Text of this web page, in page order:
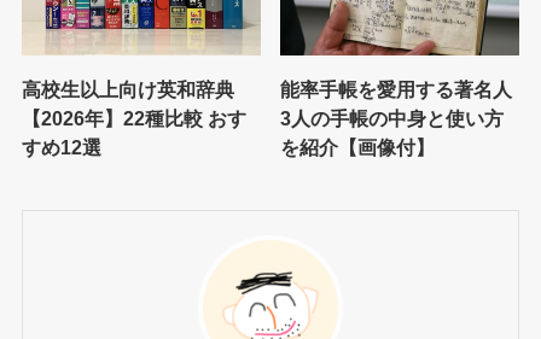
高校生以上向け英和辞典
【2026年】22種比較 おす
すめ12選
能率手帳を愛用する著名人
3人の手帳の中身と使い方
を紹介【画像付】